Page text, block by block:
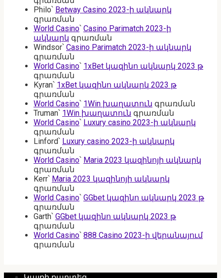
Philo՝ Betway Casino 2023-ի ակնարկ
գրառման
World Casino՝ Casino Parimatch 2023-ի
ակնարկ գրառման
Windsor՝ Casino Parimatch 2023-ի ակնարկ
գրառման
World Casino՝ 1xBet կազինո ակնարկ 2023 թ
գրառման
Kyran՝ 1xBet կազինո ակնարկ 2023 թ
գրառման
World Casino՝ 1Win խաղատուն գրառման
Truman՝ 1Win խաղատուն գրառման
World Casino՝ Luxury casino 2023-ի ակնարկ
գրառման
Linford՝ Luxury casino 2023-ի ակնարկ
գրառման
World Casino՝ Maria 2023 կազինոյի ակնարկ
գրառման
Kerr՝ Maria 2023 կազինոյի ակնարկ
գրառման
World Casino՝ GGbet կազինո ակնարկ 2023 թ
գրառման
Garth՝ GGbet կազինո ակնարկ 2023 թ
գրառման
World Casino՝ 888 Casino 2023-ի վերանայում
գրառման